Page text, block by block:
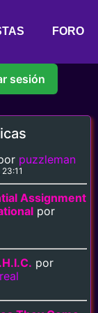
FORO
sesión
puzzleman
Assignment
por
por